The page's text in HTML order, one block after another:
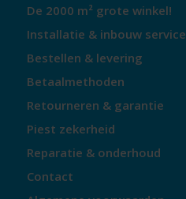
De 2000 m² grote winkel!
Installatie & inbouw service
Bestellen & levering
Betaalmethoden
Retourneren & garantie
Piest zekerheid
Reparatie & onderhoud
Contact